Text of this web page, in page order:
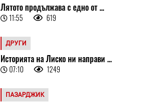
Лятото продължава с едно от ...
11:55 619
ДРУГИ
Историята на Лиско ни направи ...
07:10 1249
ПАЗАРДЖИК